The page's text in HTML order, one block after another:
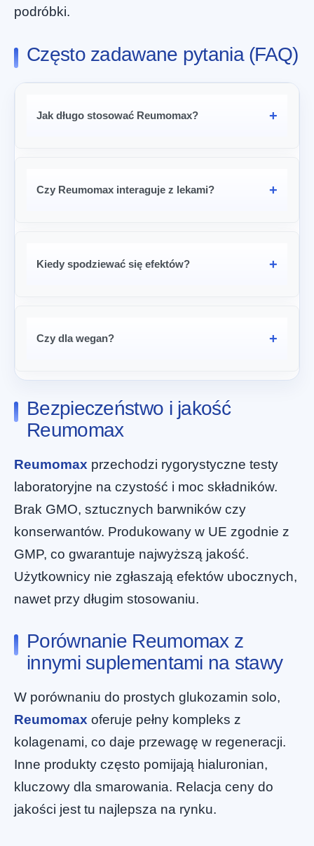
podróbki.
Często zadawane pytania (FAQ)
Jak długo stosować Reumomax?
Czy Reumomax interaguje z lekami?
Kiedy spodziewać się efektów?
Czy dla wegan?
Bezpieczeństwo i jakość
Reumomax
Reumomax przechodzi rygorystyczne testy
laboratoryjne na czystość i moc składników.
Brak GMO, sztucznych barwników czy
konserwantów. Produkowany w UE zgodnie z
GMP, co gwarantuje najwyższą jakość.
Użytkownicy nie zgłaszają efektów ubocznych,
nawet przy długim stosowaniu.
Porównanie Reumomax z
innymi suplementami na stawy
W porównaniu do prostych glukozamin solo,
Reumomax oferuje pełny kompleks z
kolagenami, co daje przewagę w regeneracji.
Inne produkty często pomijają hialuronian,
kluczowy dla smarowania. Relacja ceny do
jakości jest tu najlepsza na rynku.
zł294.00
Pierwotna
zł
Aktualna